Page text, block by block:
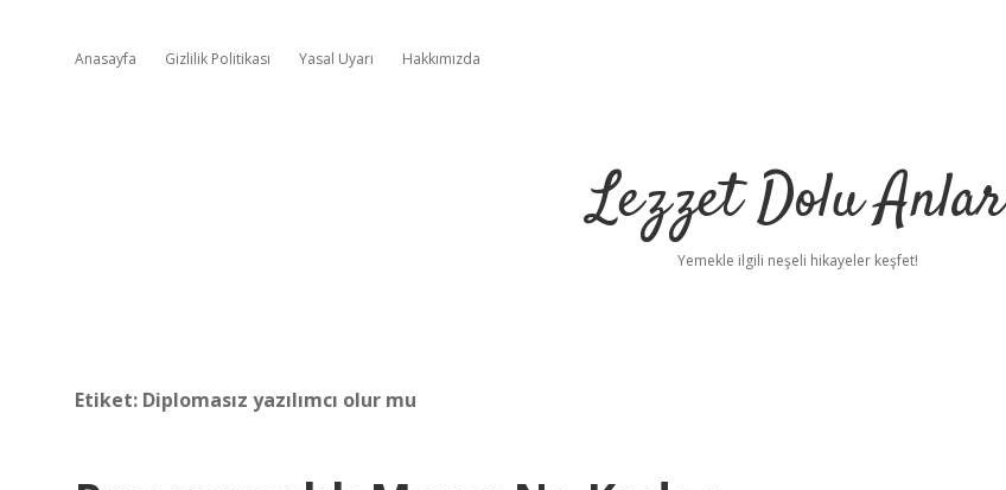
Anasayfa Gizlilik Politikası Yasal Uyarı Hakkımızda
Lezzet Dolu Anlar
Yemekle ilgili neşeli hikayeler keşfet!
Etiket: Diplomasız yazılımcı olur mu